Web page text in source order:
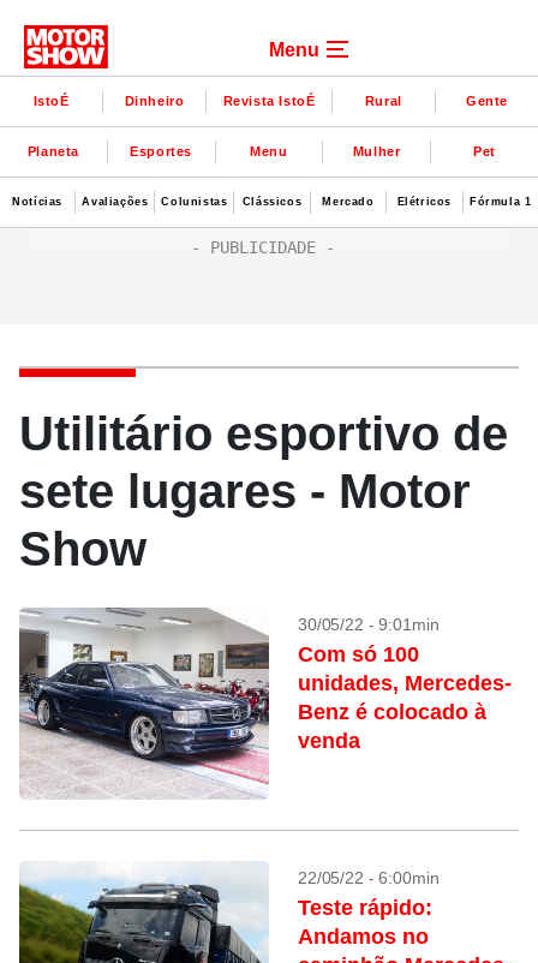
Menu
IstoÉ Dinheiro Revista IstoÉ Rural Gente
Planeta Esportes Menu Mulher Pet
Notícias Avaliações Colunistas Clássicos Mercado Elétricos Fórmula 1
Utilitário esportivo de
sete lugares - Motor
Show
30/05/22 - 9:01min
Com só 100
unidades, Mercedes-
Benz é colocado à
venda
22/05/22 - 6:00min
Teste rápido:
Andamos no